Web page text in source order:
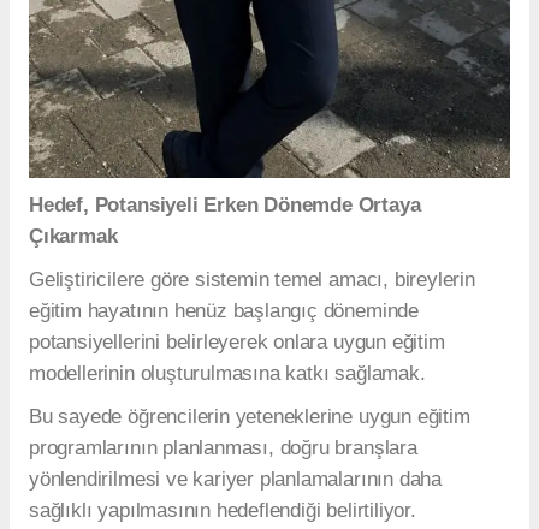
Hedef, Potansiyeli Erken Dönemde Ortaya
Çıkarmak
Geliştiricilere göre sistemin temel amacı, bireylerin
eğitim hayatının henüz başlangıç döneminde
potansiyellerini belirleyerek onlara uygun eğitim
modellerinin oluşturulmasına katkı sağlamak.
Bu sayede öğrencilerin yeteneklerine uygun eğitim
programlarının planlanması, doğru branşlara
yönlendirilmesi ve kariyer planlamalarının daha
sağlıklı yapılmasının hedeflendiği belirtiliyor.